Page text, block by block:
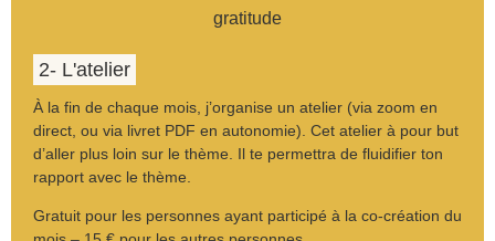
2- L'atelier
À la fin de chaque mois, j’organise un atelier (via zoom en
direct, ou via livret PDF en autonomie). Cet atelier à pour but
d’aller plus loin sur le thème. Il te permettra de fluidifier ton
rapport avec le thème.
Gratuit pour les personnes ayant participé à la co-création du